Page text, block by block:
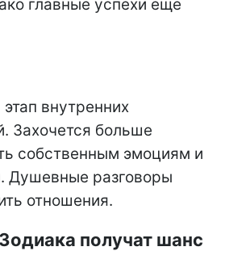
главные успехи еще
внутренних
Захочется больше
собственным эмоциям и
Душевные разговоры
отношения.
получат шанс